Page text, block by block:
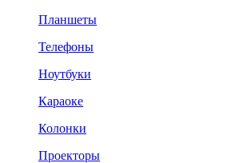
Планшеты
Телефоны
Ноутбуки
Караоке
Колонки
Проекторы